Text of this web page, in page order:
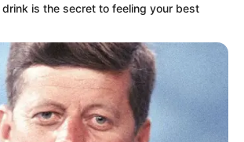
EN ALERTA
todas las noticias que le
Para estar bien informado, por
active las notificaciones de Alerta.
is the secret to feeling your best